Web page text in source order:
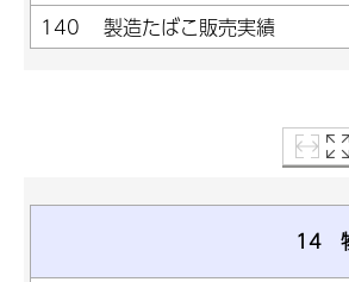
140 製造たばこ販売実績
14